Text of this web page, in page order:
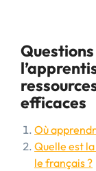
efficaces
Où
Quelle est
le français ?